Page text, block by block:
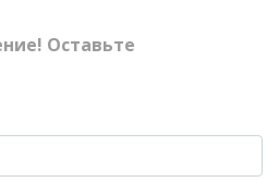
Оставьте